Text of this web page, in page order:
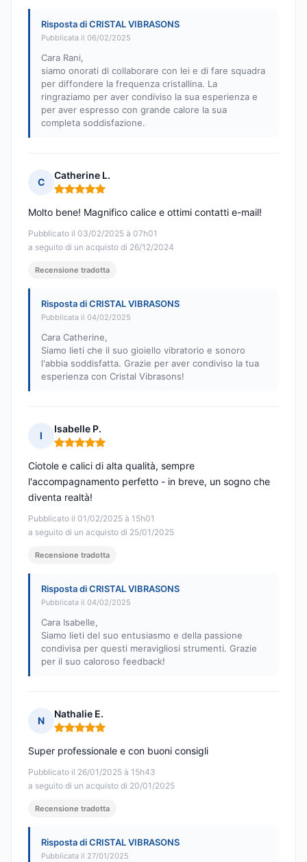
Risposta di CRISTAL VIBRASONS
Pubblicata il 06/02/2025
Cara Rani,
siamo onorati di collaborare con lei e di fare squadra
per diffondere la frequenza cristallina. La
ringraziamo per aver condiviso la sua esperienza e
per aver espresso con grande calore la sua
completa soddisfazione.
C
Catherine L.
Nota: 5 su 5
Pubblicato il 03/02/2025 à 07h01
a seguito di un acquisto di 26/12/2024
Molto bene! Magnifico calice e ottimi contatti e-mail!
Recensione tradotta
Risposta di CRISTAL VIBRASONS
Pubblicata il 04/02/2025
Cara Catherine,
Siamo lieti che il suo gioiello vibratorio e sonoro
l'abbia soddisfatta. Grazie per aver condiviso la tua
esperienza con Cristal Vibrasons!
I
Isabelle P.
Nota: 5 su 5
Pubblicato il 01/02/2025 à 15h01
a seguito di un acquisto di 25/01/2025
Ciotole e calici di alta qualità, sempre
l'accompagnamento perfetto - in breve, un sogno che
diventa realtà!
Recensione tradotta
Risposta di CRISTAL VIBRASONS
Pubblicata il 04/02/2025
Cara Isabelle,
Siamo lieti del suo entusiasmo e della passione
condivisa per questi meravigliosi strumenti. Grazie
per il suo caloroso feedback!
N
Nathalie E.
Nota: 5 su 5
Pubblicato il 26/01/2025 à 15h43
a seguito di un acquisto di 20/01/2025
Super professionale e con buoni consigli
Recensione tradotta
Risposta di CRISTAL VIBRASONS
Pubblicata il 27/01/2025